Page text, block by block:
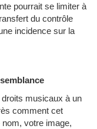
pourrait se limiter à
du contrôle
incidence sur la
musicaux à un
comment cet
votre image,